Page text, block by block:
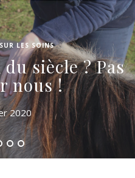
LES SOINS
siècle ? Pas
nous !
2020